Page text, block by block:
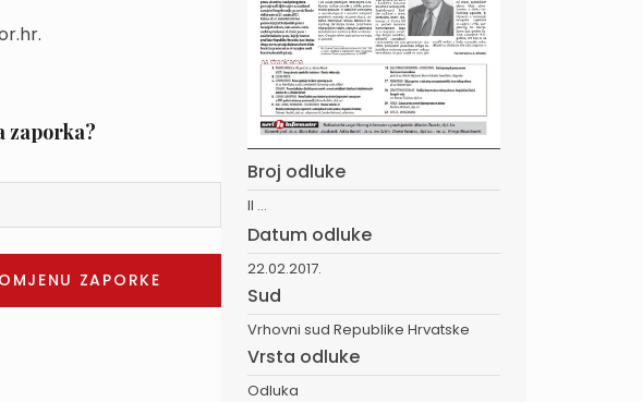
zaporka?
Broj odluke
II ...
Datum odluke
22.02.2017.
Sud
Vrhovni sud Republike Hrvatske
Vrsta odluke
Odluka